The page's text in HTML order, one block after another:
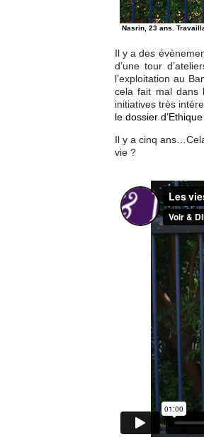
Nasrin, 23 ans.
Il y a des
d’une tour
l’exploitation au
cela fait mal dans
initiatives très
le dossier
Il y a cinq
vie ?